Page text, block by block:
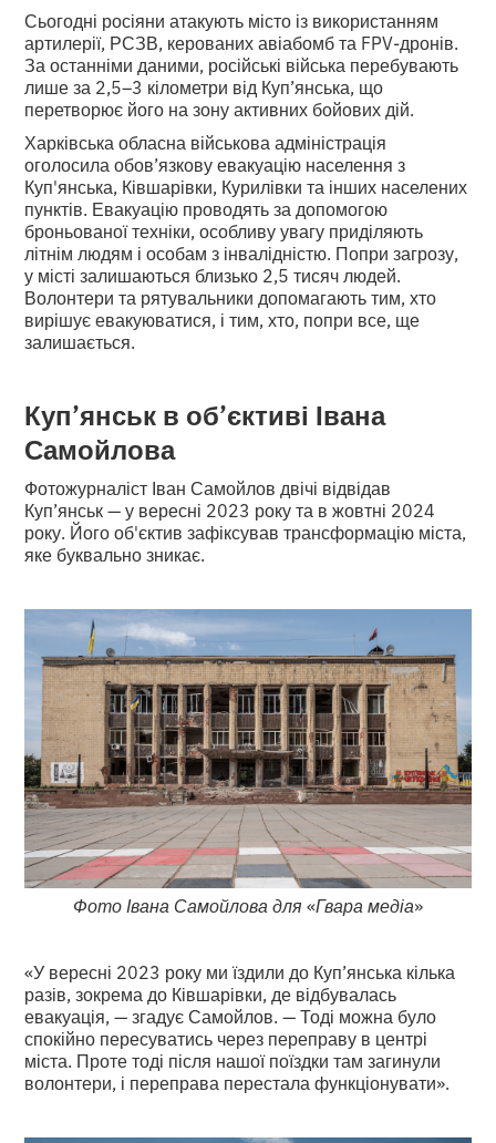
Сьогодні росіяни атакують місто із використанням
артилерії, РСЗВ, керованих авіабомб та FPV-дронів.
За останніми даними, російські війська перебувають
лише за 2,5–3 кілометри від Куп’янська, що
перетворює його на зону активних бойових дій.
Харківська обласна військова адміністрація
оголосила обов’язкову евакуацію населення з
Куп'янська, Ківшарівки, Курилівки та інших населених
пунктів. Евакуацію проводять за допомогою
броньованої техніки, особливу увагу приділяють
літнім людям і особам з інвалідністю. Попри загрозу,
у місті залишаються близько 2,5 тисяч людей.
Волонтери та рятувальники допомагають тим, хто
вирішує евакуюватися, і тим, хто, попри все, ще
залишається.
Куп’янськ в об’єктиві Івана
Самойлова
Фотожурналіст Іван Самойлов двічі відвідав
Куп’янськ — у вересні 2023 року та в жовтні 2024
року. Його об'єктив зафіксував трансформацію міста,
яке буквально зникає.
Фото Івана Самойлова для«Гвара медіа»
«У вересні 2023 року ми їздили до Куп’янська кілька
разів, зокрема до Ківшарівки, де відбувалась
евакуація, — згадує Самойлов. — Тоді можна було
спокійно пересуватись через переправу в центрі
міста. Проте тоді після нашої поїздки там загинули
волонтери, і переправа перестала функціонувати».